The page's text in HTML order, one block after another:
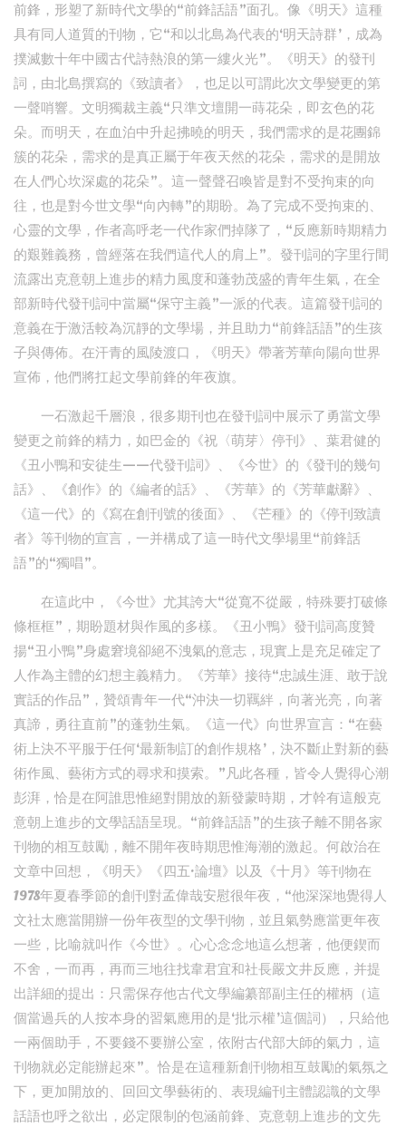
前鋒，形塑了新時代文學的“前鋒話語”面孔。像《明天》這種
具有同人道質的刊物，它“和以北島為代表的‘明天詩群’，成為
撲滅數十年中國古代詩熱浪的第一縷火光”。《明天》的發刊
詞，由北島撰寫的《致讀者》，也足以可謂此次文學變更的第
一聲哨響。文明獨裁主義“只準文壇開一蒔花朵，即玄色的花
朵。而明天，在血泊中升起拂曉的明天，我們需求的是花團錦
簇的花朵，需求的是真正屬于年夜天然的花朵，需求的是開放
在人們心坎深處的花朵”。這一聲聲召喚皆是對不受拘束的向
往，也是對今世文學“向內轉”的期盼。為了完成不受拘束的、
心靈的文學，作者高呼老一代作家們掉隊了，“反應新時期精力
的艱難義務，曾經落在我們這代人的肩上”。發刊詞的字里行間
流露出克意朝上進步的精力風度和蓬勃茂盛的青年生氣，在全
部新時代發刊詞中當屬“保守主義”一派的代表。這篇發刊詞的
意義在于激活較為沉靜的文學場，并且助力“前鋒話語”的生孩
子與傳佈。在汗青的風陵渡口，《明天》帶著芳華向陽向世界
宣佈，他們將扛起文學前鋒的年夜旗。
一石激起千層浪，很多期刊也在發刊詞中展示了勇當文學
變更之前鋒的精力，如巴金的《祝〈萌芽〉停刊》、葉君健的
《丑小鴨和安徒生——代發刊詞》、《今世》的《發刊的幾句
話》、《創作》的《編者的話》、《芳華》的《芳華獻辭》、
《這一代》的《寫在創刊號的後面》、《芒種》的《停刊致讀
者》等刊物的宣言，一并構成了這一時代文學場里“前鋒話
語”的“獨唱”。
在這此中，《今世》尤其誇大“從寬不從嚴，特殊要打破條
條框框”，期盼題材與作風的多樣。《丑小鴨》發刊詞高度贊
揚“丑小鴨”身處窘境卻絕不洩氣的意志，現實上是充足確定了
人作為主體的幻想主義精力。《芳華》接待“忠誠生涯、敢于說
實話的作品”，贊頌青年一代“沖決一切羈絆，向著光亮，向著
真諦，勇往直前”的蓬勃生氣。《這一代》向世界宣言：“在藝
術上決不平服于任何‘最新制訂的創作規格’，決不斷止對新的藝
術作風、藝術方式的尋求和摸索。”凡此各種，皆令人覺得心潮
彭湃，恰是在阿誰思惟絕對開放的新發蒙時期，才幹有這般克
意朝上進步的文學話語呈現。“前鋒話語”的生孩子離不開各家
刊物的相互鼓勵，離不開年夜時期思惟海潮的激起。何啟治在
文章中回想，《明天》《四五·論壇》以及《十月》等刊物在
1978年夏春季節的創刊對孟偉哉安慰很年夜，“他深深地覺得人
文社太應當開辦一份年夜型的文學刊物，並且氣勢應當更年夜
一些，比喻就叫作《今世》。心心念念地這么想著，他便鍥而
不舍，一而再，再而三地往找韋君宜和社長嚴文井反應，并提
出詳細的提出：只需保存他古代文學編纂部副主任的權柄（這
個當過兵的人按本身的習氣應用的是‘批示權’這個詞），只給他
一兩個助手，不要錢不要辦公室，依附古代部大師的氣力，這
刊物就必定能辦起來”。恰是在這種新創刊物相互鼓勵的氣氛之
下，更加開放的、回回文學藝術的、表現編刊主體認識的文學
話語也呼之欲出，必定限制的包涵前鋒、克意朝上進步的文先